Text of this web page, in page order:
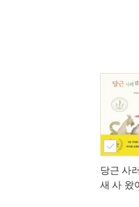
당근 사
새 사 왔